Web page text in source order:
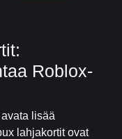
Roblox-
lisää
lahjakortit ovat